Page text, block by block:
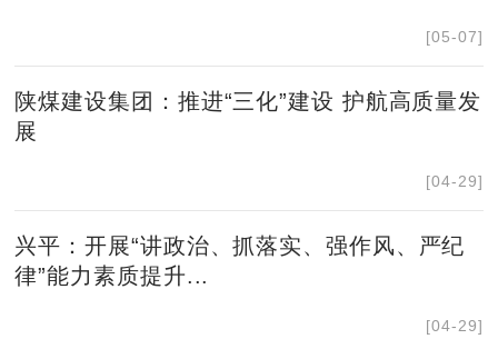
[05-07]
陕煤建设集团：推进“三化”建设 护航高质量发
展
[04-29]
兴平：开展“讲政治、抓落实、强作风、严纪
律”能力素质提升...
[04-29]